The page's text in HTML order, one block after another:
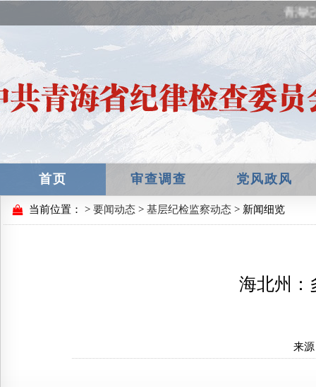
青海
首页 审查调查 党风政风
当前位置： > 要闻动态 > 基层纪检监察动态 > 新闻细览
海北州
来